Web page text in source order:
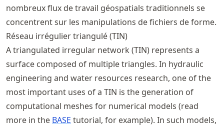
nombreux flux de travail géospatials traditionnels se
concentrent sur les manipulations de fichiers de forme.
Réseau irrégulier triangulé (TIN)
A triangulated irregular network (TIN) represents a
surface composed of multiple triangles. In hydraulic
engineering and water resources research, one of the
most important uses of a TIN is the generation of
computational meshes for numerical models (read
more in the BASE tutorial, for example). In such models,